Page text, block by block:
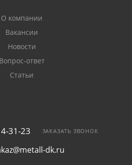
О компании
Вакансии
Новости
Вопрос-ответ
Статьи
31-23 ЗАКАЗАТЬ ЗВОНОК
dk.ru